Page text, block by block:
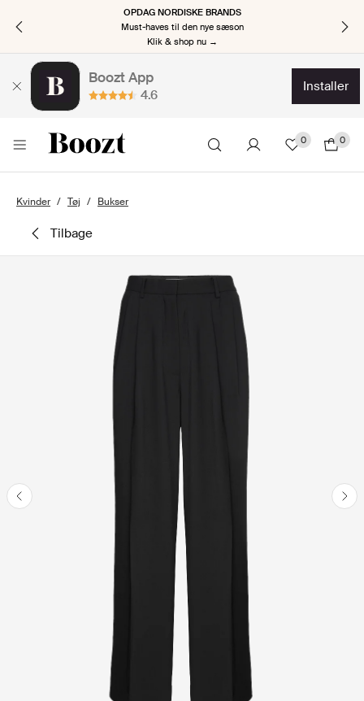
OPDAG NORDISKE BRANDS
Must-haves til den nye sæson
Klik & shop nu →
Boozt App
4.6
installer
0 0
Kvinder Tøj Bukser
tilbage